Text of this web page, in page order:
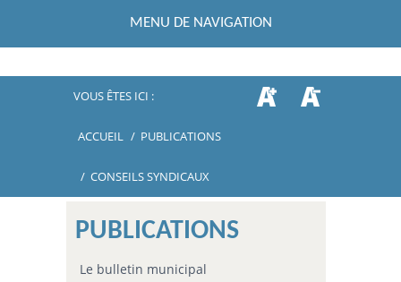
MENU DE NAVIGATION
VOUS ÊTES ICI :
ACCUEIL / PUBLICATIONS
/ CONSEILS SYNDICAUX
PUBLICATIONS
Le bulletin municipal